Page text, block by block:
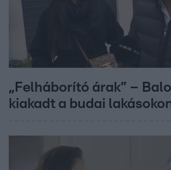
„Felháborító árak” –
kiakadt a budai